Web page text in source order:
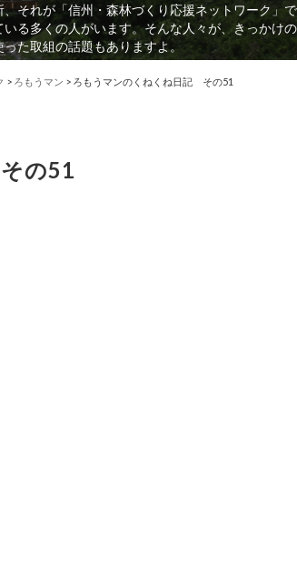
それが「信州・森林づくり応援ネットワーク」
る多くの人がいます。そんな人々が、きっかけ
た取組の話題もありますよ。
> ろもうマン > ろもうマンのくねくね日記 その51
の51